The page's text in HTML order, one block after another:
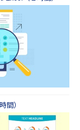
あて、研修目
引き上げ
ほぼマンツ
ら少し置い
ことで対応
ターン１】で
こと・でき
難しさの実
間）